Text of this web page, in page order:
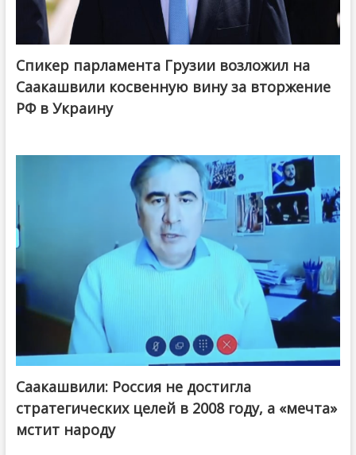
Спикер парламента Грузии возложил на
Саакашвили косвенную вину за вторжение
РФ в Украину
Саакашвили: Россия не достигла
стратегических целей в 2008 году, а «мечта»
мстит народу